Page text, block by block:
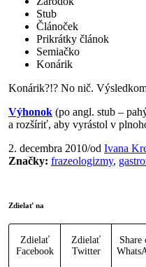
Stub
Článoček
Prikrátky článok
Semiačko
Konárik
Konárik?!? No nič.
Výhonok (po angl. stub –
a rozšíriť, aby vyrástol v
2. decembra 2010/od Ivana
Značky: frazeologizmy,
Zdielať na
Zdielať
Facebook
Zdielať
Twitter
Share